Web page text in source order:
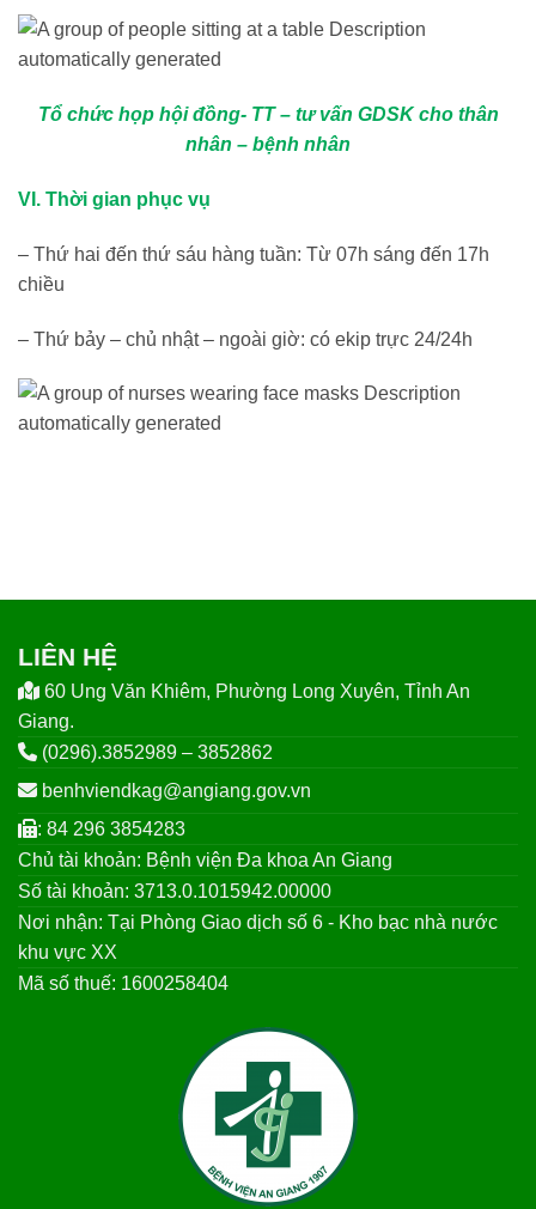
Tổ chức họp hội đồng- TT – tư vấn GDSK cho thân
nhân – bệnh nhân
VI. Thời gian phục vụ
– Thứ hai đến thứ sáu hàng tuần: Từ 07h sáng đến 17h
chiều
– Thứ bảy – chủ nhật – ngoài giờ: có ekip trực 24/24h
LIÊN HỆ
60 Ung Văn Khiêm, Phường Long Xuyên, Tỉnh An
Giang.
(0296).3852989 – 3852862
benhviendkag@angiang.gov.vn
: 84 296 3854283
Chủ tài khoản: Bệnh viện Đa khoa An Giang
Số tài khoản: 3713.0.1015942.00000
Nơi nhận: Tại Phòng Giao dịch số 6 - Kho bạc nhà nước
khu vực XX
Mã số thuế: 1600258404